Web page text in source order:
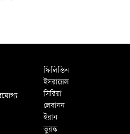
ফিলিস্তিন
ইসরায়েল
সিরিয়া
লেবানন
ইরান
তুরস্ক